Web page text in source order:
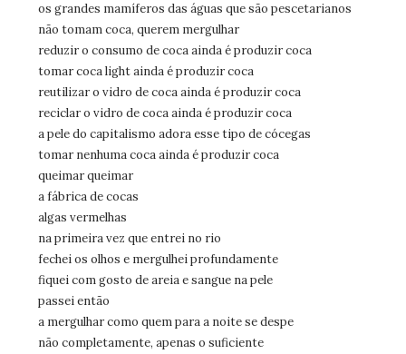
os grandes mamíferos das águas que são pescetarianos
não tomam coca, querem mergulhar
reduzir o consumo de coca ainda é produzir coca
tomar coca light ainda é produzir coca
reutilizar o vidro de coca ainda é produzir coca
reciclar o vidro de coca ainda é produzir coca
a pele do capitalismo adora esse tipo de cócegas
tomar nenhuma coca ainda é produzir coca
queimar queimar
a fábrica de cocas
algas vermelhas
na primeira vez que entrei no rio
fechei os olhos e mergulhei profundamente
fiquei com gosto de areia e sangue na pele
passei então
a mergulhar como quem para a noite se despe
não completamente, apenas o suficiente